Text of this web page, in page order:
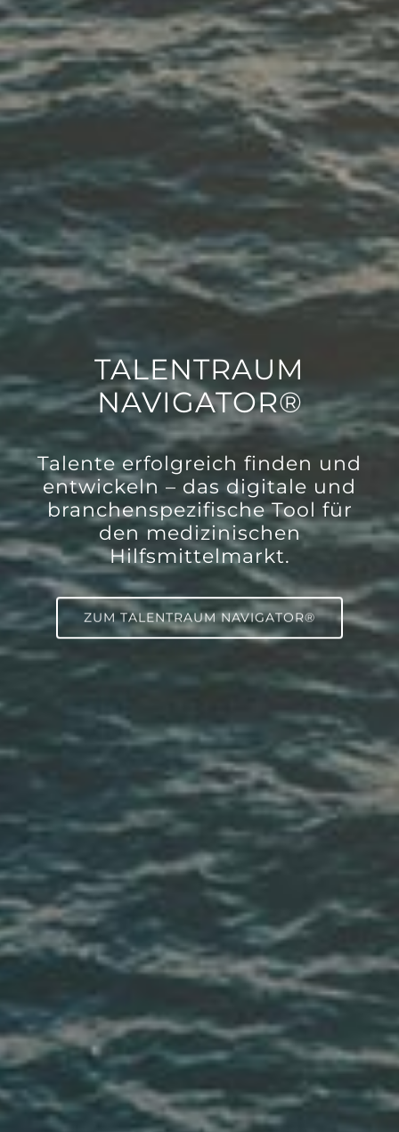
TALENTRAUM
NAVIGATOR®
Talente erfolgreich finden und
entwickeln – das digitale und
branchenspezifische Tool für
den medizinischen
Hilfsmittelmarkt.
ZUM TALENTRAUM NAVIGATOR®